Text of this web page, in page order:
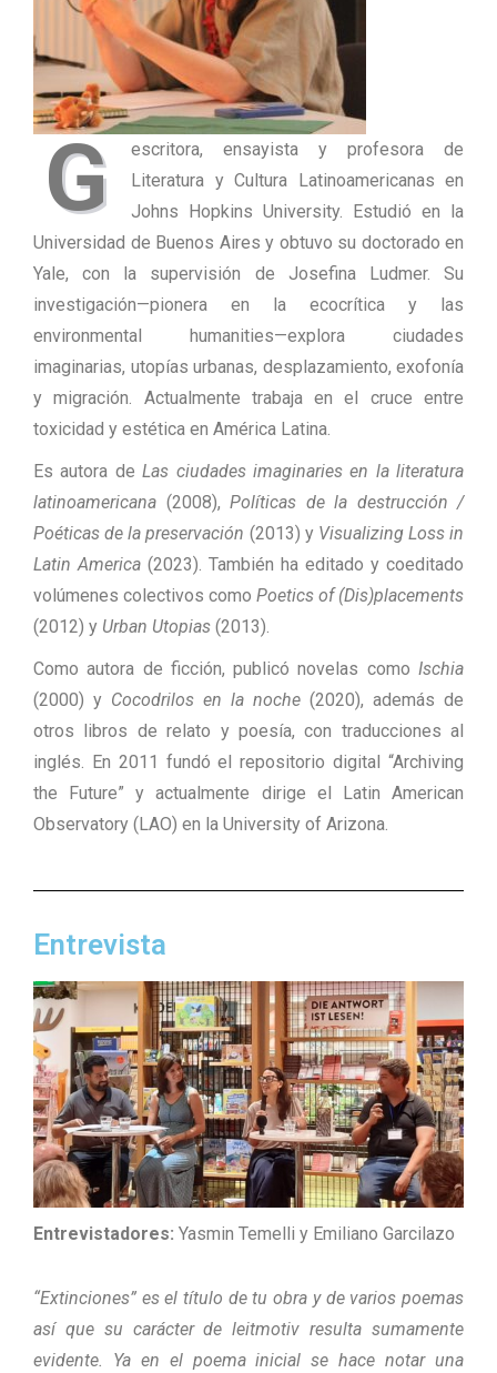
G
escritora, ensayista y profesora de
Literatura y Cultura Latinoamericanas en
Johns Hopkins University. Estudió en la
Universidad de Buenos Aires y obtuvo su doctorado en
Yale, con la supervisión de Josefina Ludmer. Su
investigación—pionera en la ecocrítica y las
environmental humanities—explora ciudades
imaginarias, utopías urbanas, desplazamiento, exofonía
y migración. Actualmente trabaja en el cruce entre
toxicidad y estética en América Latina.
Es autora deLas ciudades imaginaries en la literatura
latinoamericana (2008), Políticas de la destrucción /
Poéticas de la preservación (2013) y Visualizing Loss in
Latin America (2023). También ha editado y coeditado
volúmenes colectivos como Poetics of (Dis)placements
(2012) y Urban Utopias (2013).
Como autora de ficción, publicó novelas como Ischia
(2000) y Cocodrilos en la noche (2020), además de
otros libros de relato y poesía, con traducciones al
inglés. En 2011 fundó el repositorio digital “Archiving
the Future” y actualmente dirige el Latin American
Observatory (LAO) en la University of Arizona.
Entrevista
Entrevistadores: Yasmin Temelli y Emiliano Garcilazo
“Extinciones” es el título de tu obra y de varios poemas
así que su carácter de leitmotiv resulta sumamente
evidente. Ya en el poema inicial se hace notar una